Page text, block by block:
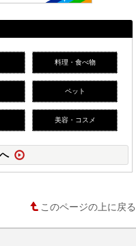
料理・食べ物
ペット
美容・コスメ
このページの上に戻る